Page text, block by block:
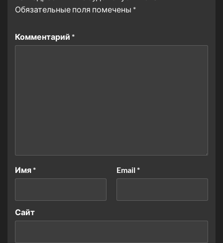
Обязательные поля помечены *
Комментарий *
Имя* Email*
Сайт